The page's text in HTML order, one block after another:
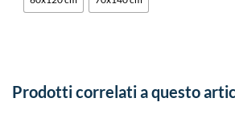
Prodotti correlati a questo